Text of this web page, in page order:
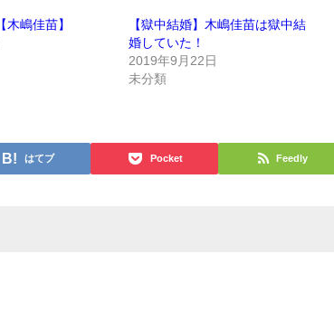
木嶋佳苗】
【獄中結婚】木嶋佳苗は獄中結
婚していた！
2019年9月22日
未分類
はてブ Pocket Feedly